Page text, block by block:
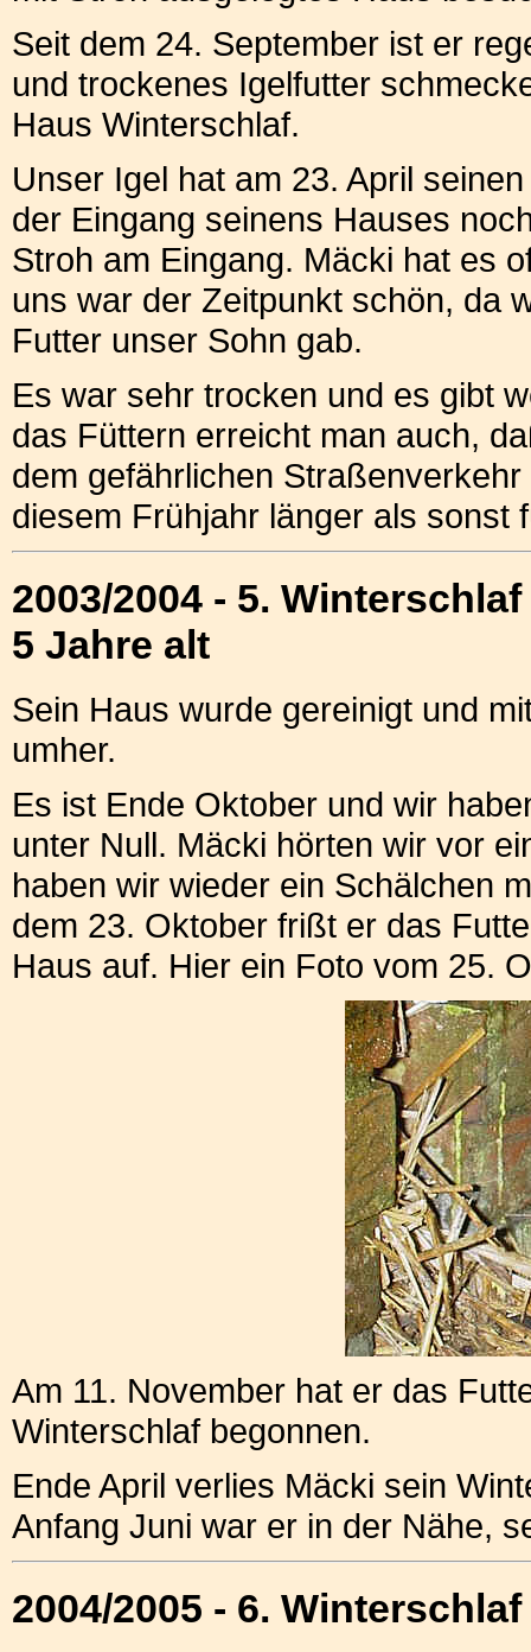
Seit dem 24. September ist er
und trockenes Igelfutter
Haus Winterschlaf.
Unser Igel hat am 23. April
der Eingang seinens Hauses
Stroh am Eingang. Mäcki hat es
uns war der Zeitpunkt schön, da
Futter unser Sohn gab.
Es war sehr trocken und es gibt
das Füttern erreicht man auch,
dem gefährlichen
diesem Frühjahr länger als sonst
2003/2004 - 5.
5 Jahre alt
Sein Haus wurde gereinigt und
umher.
Es ist Ende Oktober und wir
unter Null. Mäcki hörten wir vor
haben wir wieder ein Schälchen
dem 23. Oktober frißt er das
Haus auf. Hier ein Foto vom 25.
Am 11. November hat er das
Winterschlaf begonnen.
Ende April verlies Mäcki sein
Anfang Juni war er in der Nähe,
2004/2005 - 6.